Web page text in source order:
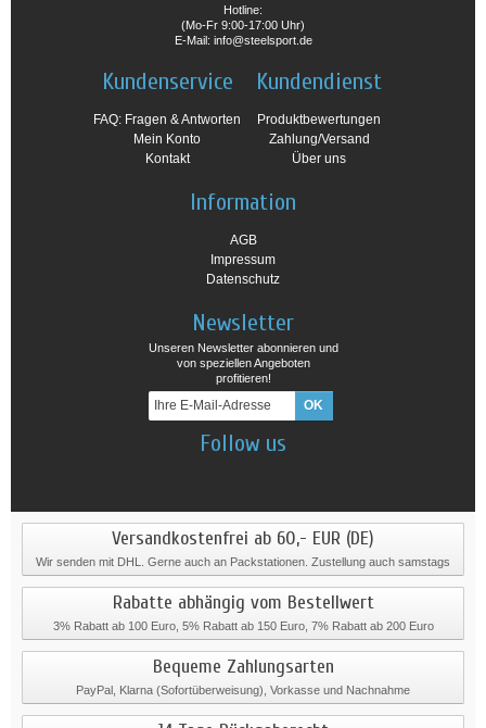
Hotline:
(Mo-Fr 9:00-17:00 Uhr)
E-Mail: info@steelsport.de
Kundenservice
FAQ: Fragen & Antworten
Mein Konto
Kontakt
Kundendienst
Produktbewertungen
Zahlung/Versand
Über uns
Information
AGB
Impressum
Datenschutz
Newsletter
Unseren Newsletter abonnieren und
von speziellen Angeboten
profitieren!
Follow us
Versandkostenfrei ab 60,- EUR (DE)
Wir senden mit DHL. Gerne auch an Packstationen. Zustellung auch samstags
Rabatte abhängig vom Bestellwert
3% Rabatt ab 100 Euro, 5% Rabatt ab 150 Euro, 7% Rabatt ab 200 Euro
Bequeme Zahlungsarten
PayPal, Klarna (Sofortüberweisung), Vorkasse und Nachnahme